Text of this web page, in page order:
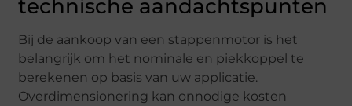
technische aandachtspunten
Bij de aankoop van een stappenmotor is het
belangrijk om het nominale en piekkoppel te
berekenen op basis van uw applicatie.
Overdimensionering kan onnodige kosten